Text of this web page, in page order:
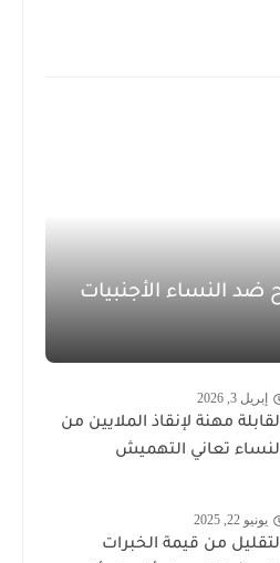
ضد النساء الأجنبيات
إبريل 3, 2026
مهنة لإنقاذ الملايين من
تعاني التهميش
يونيو 22, 2025
من قيمة الخبرات